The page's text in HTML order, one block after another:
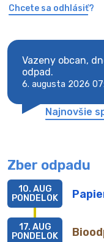
Chcete sa odhlásiť?
Vazeny obcan,
odpad.
6. augusta 2026
Najnovšie
Zber odpadu
10. AUG
PONDELOK
17. AUG
PONDELOK